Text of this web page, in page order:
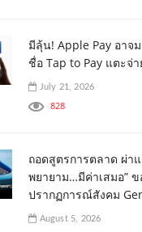
มีลุ้น! Apple Pay อาจ
ชื่อ Tap to Pay แตะจ่
July 21, 2026
828
ถอดสูตรการตลาด ผ่า
พยายาม…มีค่าเสมอ” ข
ปรากฏการณ์สังคม
August 5, 2026